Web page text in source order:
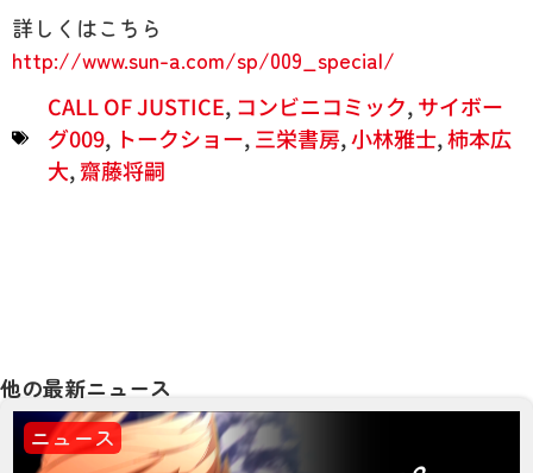
詳しくはこちら
http://www.sun-a.com/sp/009_special/
CALL OF JUSTICE, コンビニコミック,サイボー
グ009, トークショー,三栄書房,小林雅士,柿本広
大,齋藤将嗣
他の最新ニュース
ニュース